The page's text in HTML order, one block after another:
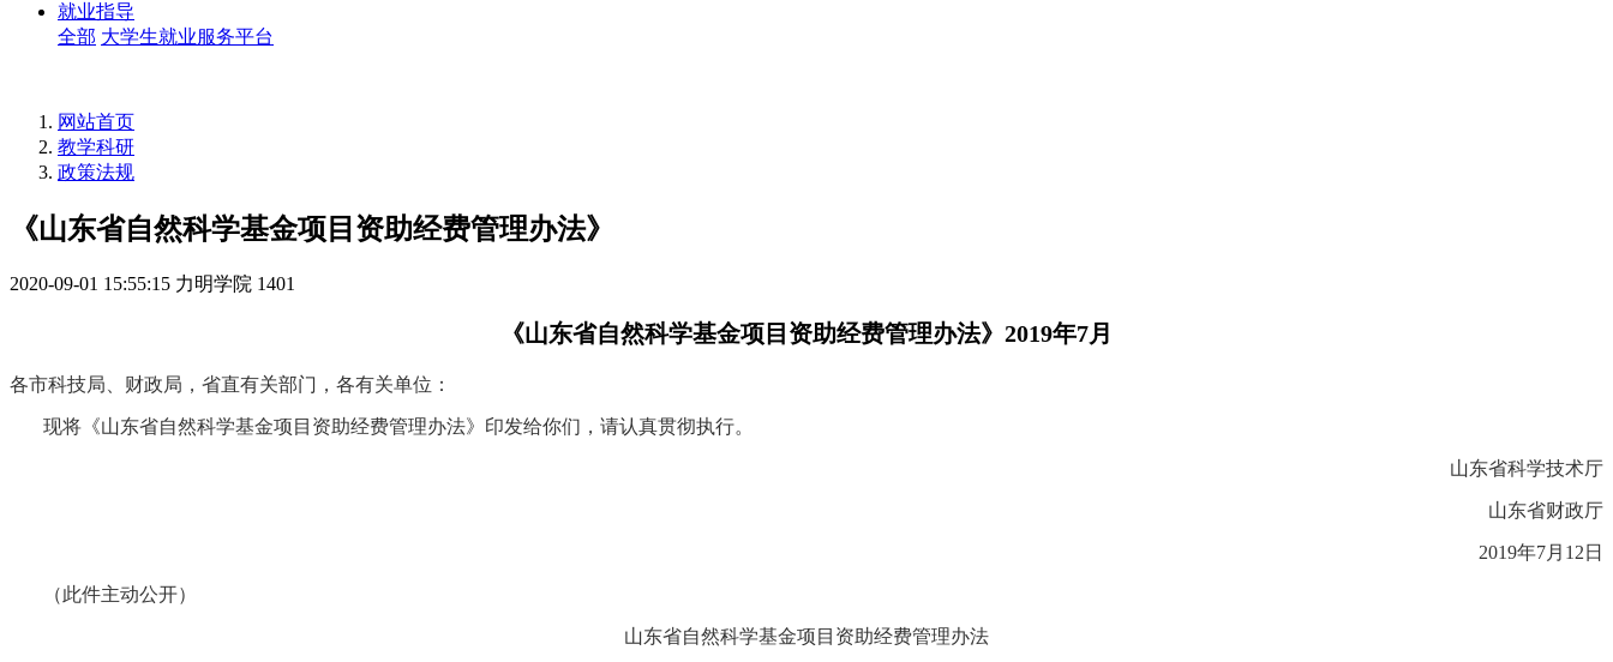
就业指导
全部 大学生就业服务平台
网站首页
教学科研
政策法规
《山东省自然科学基金项目资助经费管理办法》
2020-09-01 15:55:15 力明学院 1401
《山东省自然科学基金项目资助经费管理办法》 2019年7月
各市科技局、财政局，省直有关部门，各有关单位：
现将《山东省自然科学基金项目资助经费管理办法》印发给你们，请认真贯彻执行。
山东省科学技术厅
山东省财政厅
2019年7月12日
（此件主动公开）
山东省自然科学基金项目资助经费管理办法